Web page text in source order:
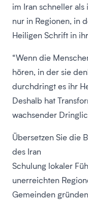
im Iran schneller
nur in Regionen, in
Heiligen Schrift in
“Wenn die
hören, in der sie
durchdringt es ihr
Deshalb hat
wachsender
Übersetzen Sie die
des Iran
Schulung lokaler
unerreichten
Gemeinden gründen